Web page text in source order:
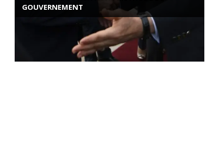
GOUVERNEMENT
ROSE VALLAND, HEROÏNE DE LA RESISTANCE